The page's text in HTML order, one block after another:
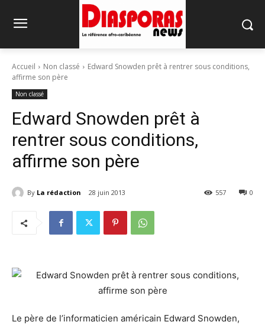
Accueil Non classé
Edward Snowden prêt à rentrer sous conditions,
affirme son père
Non classé
Edward Snowden prêt à
rentrer sous conditions,
affirme son père
By La rédaction 28 juin 2013 0
557
Le père de l’informaticien américain Edward Snowden,